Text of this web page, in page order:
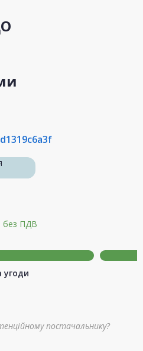
без ПДВ
угоди
постачальнику?